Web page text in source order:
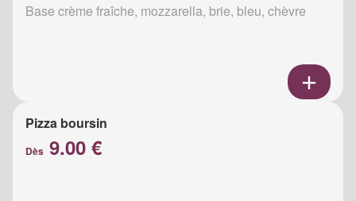
Base crème fraîche, mozzarella, brie, bleu, chèvre
Pizza boursin
Dès 9.00 €